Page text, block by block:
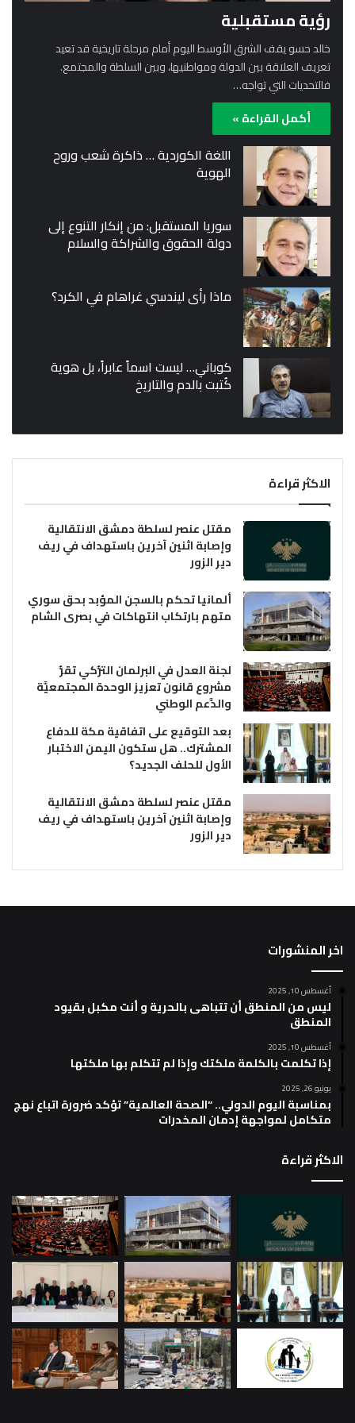
رؤية مستقبلية
خالد حسو يقف الشرق الأوسط اليوم أمام مرحلة تاريخية قد تعيد
تعريف العلاقة بين الدولة ومواطنيها، وبين السلطة والمجتمع.
فالتحديات التي تواجه…
أكمل القراءة »
اللغة الكوردية … ذاكرة شعب وروح
الهوية
سوريا المستقبل: من إنكار التنوع إلى
دولة الحقوق والشراكة والسلام
ماذا رأى ليندسي غراهام في الكرد؟
كوباني… ليست اسماً عابراً، بل هوية
كُتبت بالدم والتاريخ
الاكثر قراءة
مقتل عنصر لسلطة دمشق الانتقالية
وإصابة اثنين آخرين باستهداف في ريف
دير الزور
ألمانيا تحكم بالسجن المؤبد بحق سوري
متهم بارتكاب انتهاكات في بصرى الشام
لجنة العدل في البرلمان التُّركي تقرُّ
مشروع قانون تعزيز الوحدة المجتمعيَّة
والدَّعم الوطني
بعد التوقيع على اتفاقية مكة للدفاع
المشترك.. هل ستكون اليمن الاختبار
الأول للحلف الجديد؟
مقتل عنصر لسلطة دمشق الانتقالية
وإصابة اثنين آخرين باستهداف في ريف
دير الزور
اخر المنشورات
أغسطس 10, 2025
ليس من المنطق أن تتباهى بالحرية و أنت مكبل بقيود
المنطق
أغسطس 10, 2025
إذا تكلمت بالكلمة ملكتك وإذا لم تتكلم بها ملكتها
يونيو 26, 2025
بمناسبة اليوم الدولي.. “الصحة العالمية” تؤكد ضرورة اتباع نهج
متكامل لمواجهة إدمان المخدرات
الاكثر قراءة